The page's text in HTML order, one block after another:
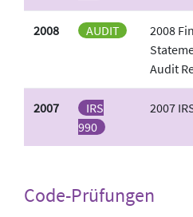
2008 AUDIT
2008
Audit
2007
IRS
990
2007
Code-Prüfungen